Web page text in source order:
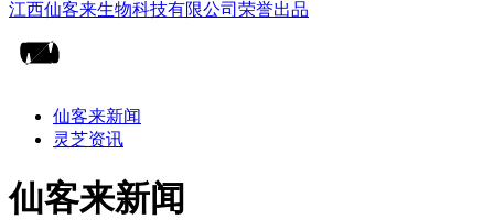
仙客来新闻
灵芝资讯
仙客来新闻